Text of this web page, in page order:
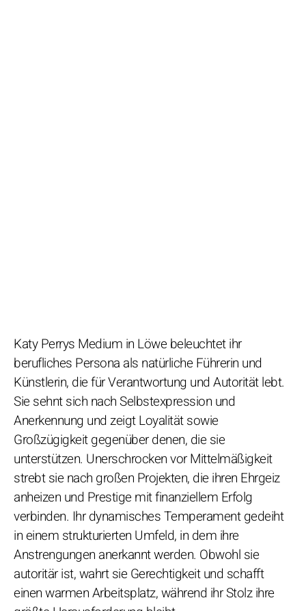
Katy Perrys Medium in Löwe beleuchtet ihr
berufliches Persona als natürliche Führerin und
Künstlerin, die für Verantwortung und Autorität lebt.
Sie sehnt sich nach Selbstexpression und
Anerkennung und zeigt Loyalität sowie
Großzügigkeit gegenüber denen, die sie
unterstützen. Unerschrocken vor Mittelmäßigkeit
strebt sie nach großen Projekten, die ihren Ehrgeiz
anheizen und Prestige mit finanziellem Erfolg
verbinden. Ihr dynamisches Temperament gedeiht
in einem strukturierten Umfeld, in dem ihre
Anstrengungen anerkannt werden. Obwohl sie
autoritär ist, wahrt sie Gerechtigkeit und schafft
einen warmen Arbeitsplatz, während ihr Stolz ihre